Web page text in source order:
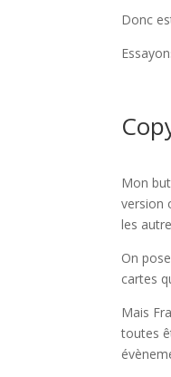
Donc
Mon
version
les
On
cartes
Mais
toutes